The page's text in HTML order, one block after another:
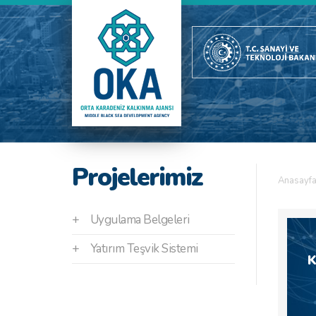
Projelerimiz
+
Uygulama Belgeleri
+
Yatırım Teşvik Sistemi